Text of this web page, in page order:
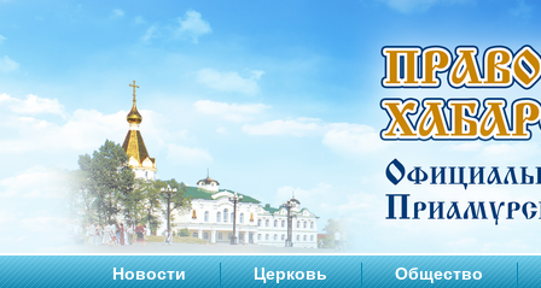
Новости Церковь Общество